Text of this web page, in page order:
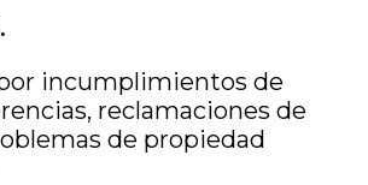
incumplimientos de
reclamaciones de
de propiedad